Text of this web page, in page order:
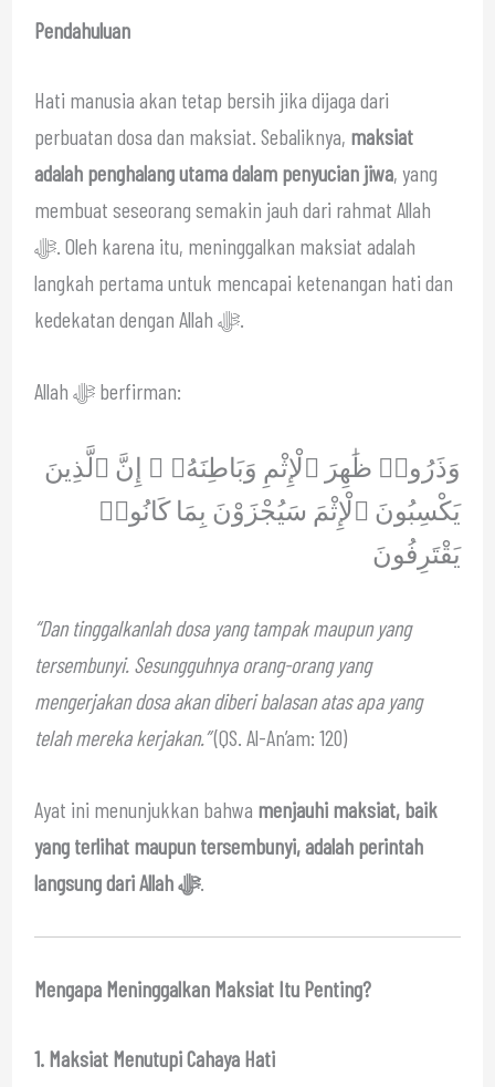
Pendahuluan
Hati manusia akan tetap bersih jika dijaga dari
perbuatan dosa dan maksiat. Sebaliknya, maksiat
adalah penghalang utama dalam penyucian jiwa, yang
membuat seseorang semakin jauh dari rahmat Allah
ﷻ. Oleh karena itu, meninggalkan maksiat adalah
langkah pertama untuk mencapai ketenangan hati dan
kedekatan dengan Allah ﷻ.
Allah ﷻ berfirman:
وَذَرُوا۟ ظَٰهِرَ ٱلْإِثْمِ وَبَاطِنَهُۥ ۚ إِنَّ ٱلَّذِينَ
يَكْسِبُونَ ٱلْإِثْمَ سَيُجْزَوْنَ بِمَا كَانُوا۟
يَقْتَرِفُونَ
“Dan tinggalkanlah dosa yang tampak maupun yang
tersembunyi. Sesungguhnya orang-orang yang
mengerjakan dosa akan diberi balasan atas apa yang
telah mereka kerjakan.”(QS. Al-An’am: 120)
Ayat ini menunjukkan bahwa menjauhi maksiat, baik
yang terlihat maupun tersembunyi, adalah perintah
langsung dari Allah ﷻ.
Mengapa Meninggalkan Maksiat Itu Penting?
1. Maksiat Menutupi Cahaya Hati